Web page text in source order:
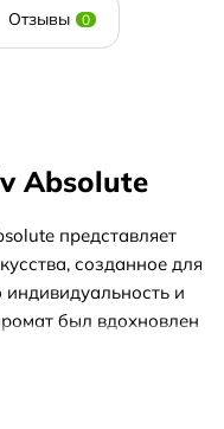
Отзывы 0
Absolute
представляет
созданное для
индивидуальность и
был вдохновлен
природы и
марки Bvlgari.